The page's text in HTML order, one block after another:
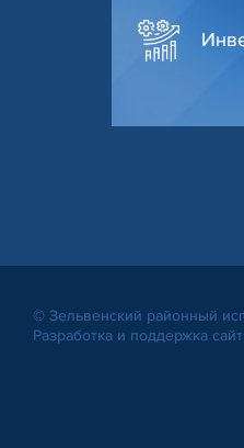
© Зельвенский районный
Разработка и поддержка